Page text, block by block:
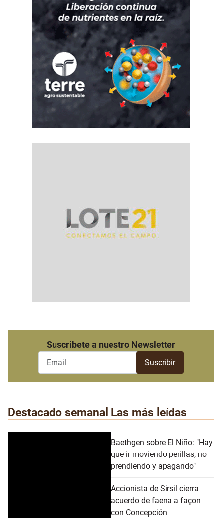
Suscribete a nuestro Newsletter
Destacado semanal Las más leídas
Baethgen sobre El Niño: "Hay
que ir moviendo perillas, no
prendiendo y apagando"
Accionista de Sirsil cierra
acuerdo de faena a façon
con Concepción